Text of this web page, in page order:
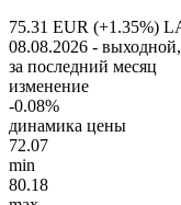
75.31 EUR (+1.35%)
08.08.2026 -
за последний месяц
изменение
-0.08%
динамика цены
72.07
min
80.18